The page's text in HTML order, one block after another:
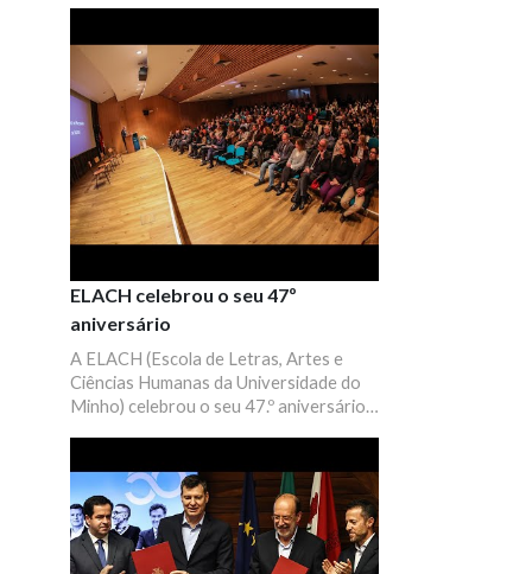
família durante o Colóquio de Outono,
num tributo à sua vida dedicada ao
ensino e à investigação da língua e
cultura portuguesas
ELACH celebrou o seu 47º
aniversário
A ELACH (Escola de Letras, Artes e
Ciências Humanas da Universidade do
Minho) celebrou o seu 47.º aniversário a
evocação do Professor Vítor Aguiar e
Silva (1939–2022).